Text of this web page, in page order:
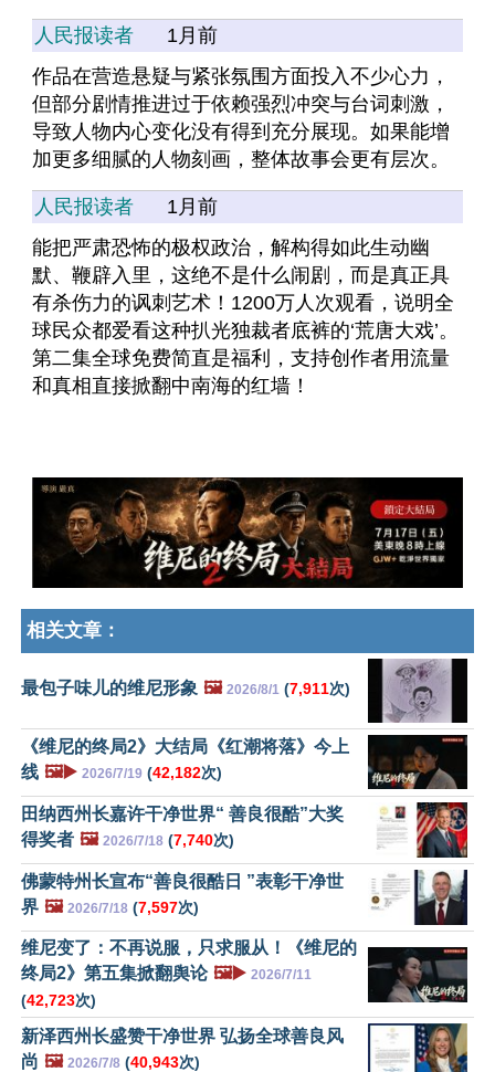
人民报读者
1月前
作品在营造悬疑与紧张氛围方面投入不少心力，
但部分剧情推进过于依赖强烈冲突与台词刺激，
导致人物内心变化没有得到充分展现。如果能增
加更多细腻的人物刻画，整体故事会更有层次。
人民报读者
1月前
能把严肃恐怖的极权政治，解构得如此生动幽
默、鞭辟入里，这绝不是什么闹剧，而是真正具
有杀伤力的讽刺艺术！1200万人次观看，说明全
球民众都爱看这种扒光独裁者底裤的‘荒唐大戏’。
第二集全球免费简直是福利，支持创作者用流量
和真相直接掀翻中南海的红墙！
相关文章：
最包子味儿的维尼形象 🖼️ 2026/8/1 (7,911次)
《维尼的终局2》大结局《红潮将落》今上
线 🖼️▶️ 2026/7/19 (42,182次)
田纳西州长嘉许干净世界“ 善良很酷”大奖
得奖者 🖼️ 2026/7/18 (7,740次)
佛蒙特州长宣布“善良很酷日 ”表彰干净世
界 🖼️ 2026/7/18 (7,597次)
维尼变了：不再说服，只求服从！《维尼的
终局2》第五集掀翻舆论 🖼️▶️ 2026/7/11
(42,723次)
新泽西州长盛赞干净世界 弘扬全球善良风
尚 🖼️ 2026/7/8 (40,943次)